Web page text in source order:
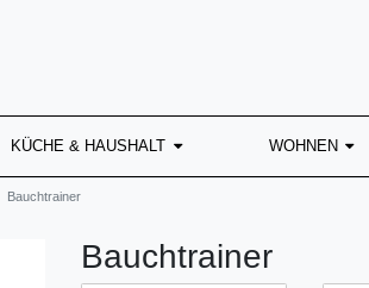
KÜCHE & HAUSHALT WOHNEN
Bauchtrainer
Bauchtrainer